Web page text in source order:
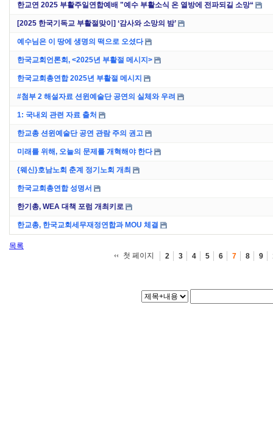
한교연 2025 부활주일연합예배 "예수 부활소식 온 열방에 전파되길 소망“
[2025 한국기독교 부활절맞이] ‘감사와 소망의 밤’
예수님은 이 땅에 생명의 떡으로 오셨다
한국교회언론회, <2025년 부활절 메시지>
한국교회총연합 2025년 부활절 메시지
#첨부 2 해설자료 션윈예술단 공연의 실체와 우려
1: 국내외 관련 자료 출처
한교총 션윈예술단 공연 관람 주의 권고
미래를 위해, 오늘의 문제를 개혁해야 한다
{웨신}호남노회 춘계 정기노회 개최
한국교회총연합 성명서
한기총, WEA 대책 포럼 개최키로
한교총, 한국교회세무재정연합과 MOU 체결
목록
첫 페이지
2 3 4 5 6 7 8 9